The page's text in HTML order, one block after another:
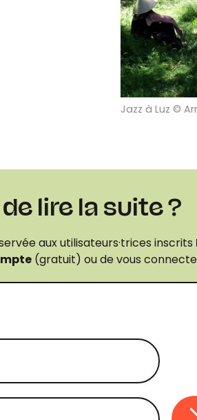
Jazz à Luz ©
de lire la suite ?
aux utilisateurs·trices inscrits
(gratuit) ou de vous